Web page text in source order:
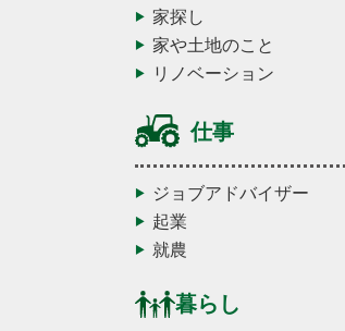
家探し
家や土地のこと
リノベーション
仕事
ジョブアドバイザー
起業
就農
暮らし